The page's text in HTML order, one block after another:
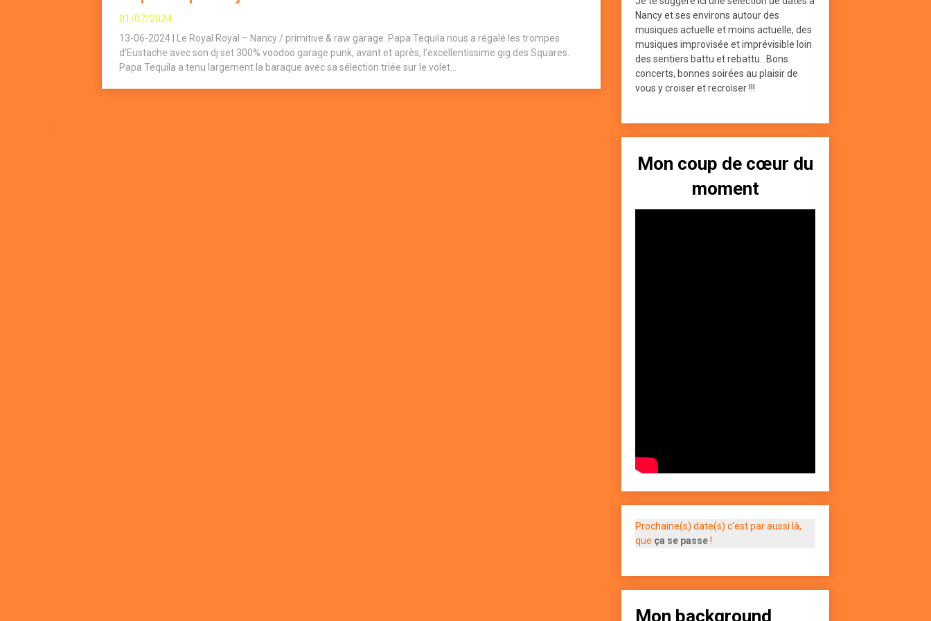
01/07/2024
13-06-2024 | Le Royal Royal – Nancy / primitive & raw garage. Papa Tequila nous a régalé les trompes
d’Eustache avec son dj set 300% voodoo garage punk, avant et après, l’excellentissime gig des Squares.
Papa Tequila a tenu largement la baraque avec sa sélection triée sur le volet...
Nancy et ses environs autour des
musiques actuelle et moins actuelle, des
musiques improvisée et imprévisible loin
des sentiers battu et rebattu...Bons
concerts, bonnes soirées au plaisir de
vous y croiser et recroiser !!!
Mon coup de cœur du
moment
Prochaine(s) date(s) c'est par aussi là,
que ça se passe!
Mon background